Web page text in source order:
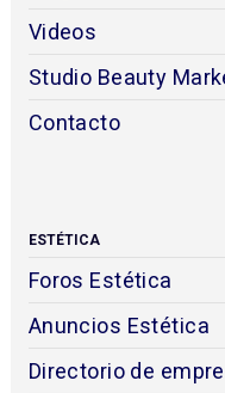
Videos
Studio Beauty
Contacto
ESTÉTICA
Foros Estética
Anuncios Estética
Directorio de